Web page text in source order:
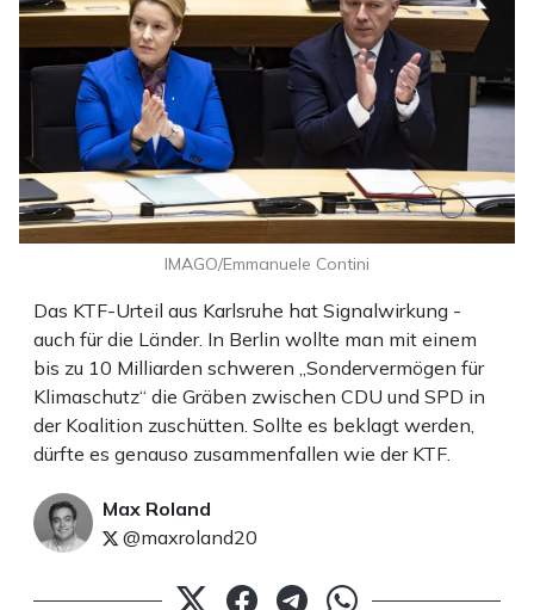
Das KTF-Urteil aus Karlsruhe hat Signalwirkung -
auch für die Länder. In Berlin wollte man mit einem
bis zu 10 Milliarden schweren „Sondervermögen für
Klimaschutz“ die Gräben zwischen CDU und SPD in
der Koalition zuschütten. Sollte es beklagt werden,
dürfte es genauso zusammenfallen wie der KTF.
Max Roland
@maxroland20
IMAGO/Emmanuele Contini